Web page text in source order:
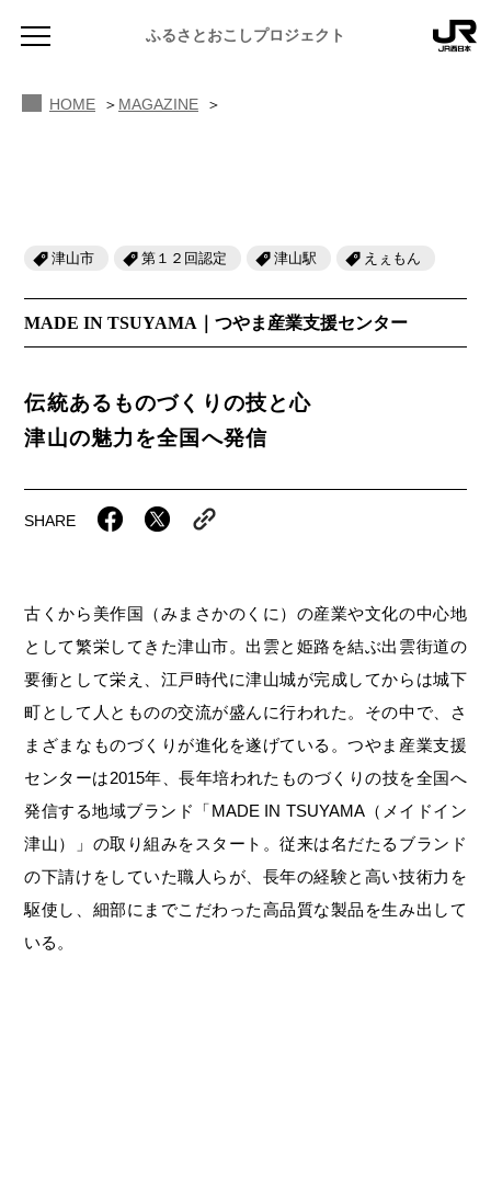
ふるさとおこしプロジェクト
NEWS
ふるさと散歩
あの駅この駅
おのえきTIMES
JR PREMIUM SELECT SETOUCHI
JR西日本グループのおみやげ開発
岡山海苔シリーズ
せとうちの果実 清涼飲料水
雑貨シリーズ
恋するジャージー 瀬戸田レモン
蒜山ショコラ
蒜山ショコラクッキーズ
せとうちのおいしいシリーズ
マップ・一覧から探す
カテゴリー・タグ・キーワードから探す
第16回 Re： 第15回 未来へつなぐ人
第14回 持続と進化 第13回 せとうちの海を育む山々
第12回 挑戦 第11回 せとうち
第10回 岡山・備後の果物 第9回 岡山・備後のうめぇもん
第8回
Urara
SAKU美SAKU楽
SETOUCHI TRAIN
La Malle de Bois
地酒列車
スローライフ列車
JR岡山の地域共生
ふるさとおこしプロジェクトとは
活動内容
つやま産業支援センター
HOME MAGAZINE
津山市 第１２回認定 津山駅 えぇもん
MADE IN TSUYAMA｜つやま産業支援センター
伝統あるものづくりの技と心
津山の魅力を全国へ発信
SHARE
古くから美作国（みまさかのくに）の産業や文化の中心地
として繁栄してきた津山市。出雲と姫路を結ぶ出雲街道の
要衝として栄え、江戸時代に津山城が完成してからは城下
町として人とものの交流が盛んに行われた。その中で、さ
まざまなものづくりが進化を遂げている。つやま産業支援
センターは2015年、長年培われたものづくりの技を全国へ
発信する地域ブランド「MADE IN TSUYAMA（メイドイン
津山）」の取り組みをスタート。従来は名だたるブランド
の下請けをしていた職人らが、長年の経験と高い技術力を
駆使し、細部にまでこだわった高品質な製品を生み出して
いる。